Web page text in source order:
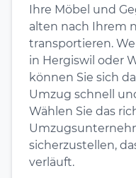
Ihre Möbel und
alten nach Ihrem
transportieren.
in Hergiswil oder
können Sie sich
Umzug schnell
Wählen Sie das
sicherzustellen,
verläuft.